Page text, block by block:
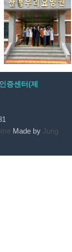
증센터(제
Made by Jung